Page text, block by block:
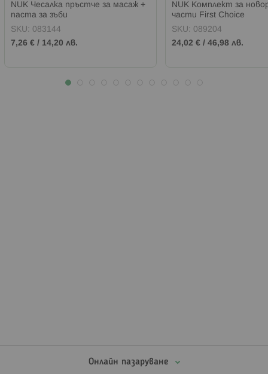
NUK Чесалка пръстче за масаж +
паста за зъби
SKU: 083144
7,26 € / 14,20 лв.
NUK Комплект за
части First Choice
SKU: 089204
24,02 € / 46,98 лв.
Онлайн пазаруване